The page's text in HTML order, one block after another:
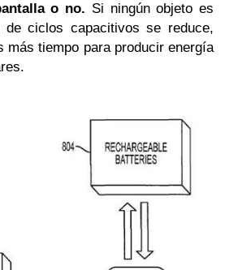
o no. Si ningún objeto es
de ciclos capacitivos se reduce,
más tiempo para producir energía